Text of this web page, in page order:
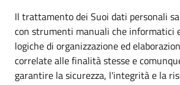
Il trattamento dei Suoi dati personali
con strumenti manuali che informatici
logiche di organizzazione ed
correlate alle finalità stesse e
garantire la sicurezza, l'integrità e la